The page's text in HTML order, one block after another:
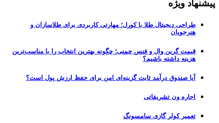
پیشنهاد ویژه
طراحی دیجیتال طلا با کورل؛ مهارتی کاربردی برای طلاسازان و
هنرجویان
قیمت گرین وال و فنس چمنی؛ چگونه بهترین انتخاب را با مناسب‌ترین
هزینه داشته باشیم؟
آیا صندوق درآمد ثابت گزینه‌ای امن برای حفظ ارزش پول است؟
اجاره ون تشریفاتی
تعمیر کولر گازی سامسونگ